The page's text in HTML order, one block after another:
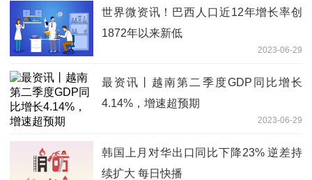
世界微资讯！巴西人口近12年增长率创
1872年以来新低
2023-06-29
最资讯丨越南第二季度GDP同比增长
4.14%，增速超预期
2023-06-29
韩国上月对华出口同比下降23% 逆差持
续扩大 每日快播